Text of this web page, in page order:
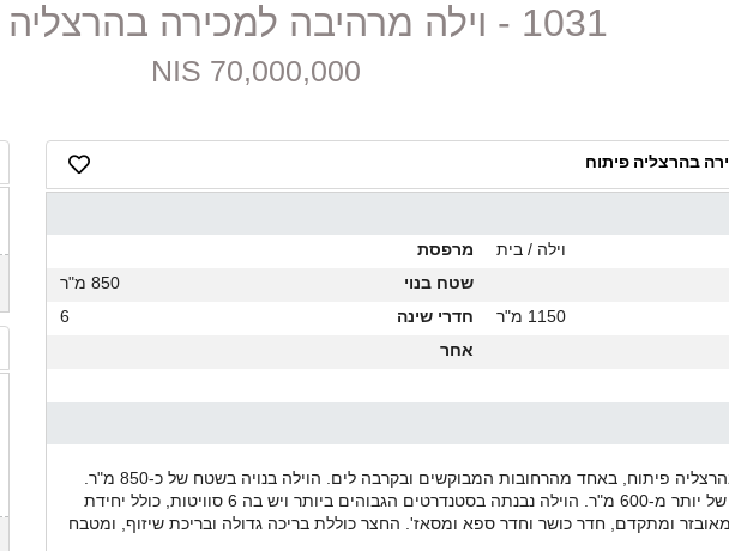
1031 - וילה מרהיבה למכירה בהרצליה פיתוח
70,000,000 NIS
בהרצליה פיתוח
וילה / בית
מרפסת
שטח בנוי
850 מ"ר
1150 מ"ר חדרי שינה
6
אחר
וילה גדולה ויפה למכירה בהרצליה פיתוח, באחד מהרחובות המבוקשים ובקרבה לים. הוילה בנויה בשטח של כ-850 מ"ר.
חצר מרכזית גדולה בשטח של יותר מ-600 מ"ר. הוילה נבנתה בסטנדרטים הגבוהים ביותר ויש בה 6 סוויטות, כולל יחידת
מאובזר ומתקדם, חדר כושר וחדר ספא ומסאז'. החצר כוללת בריכה גדולה ובריכת שיזוף, ומטבח